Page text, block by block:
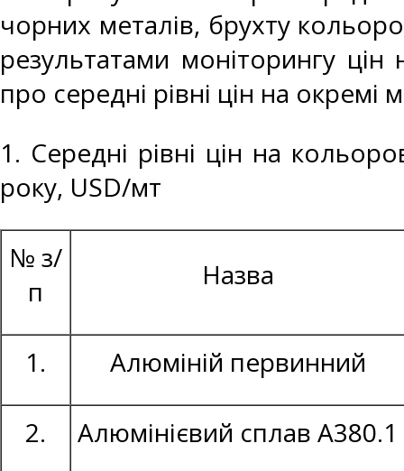
чорних металів, брухту
результатами моніторингу
про середні рівні цін на окремі
1. Середні рівні цін на
року, USD/мт
№ з/
п
Назва
1. Алюміній первинний
2. Алюмінієвий сплав А380.1